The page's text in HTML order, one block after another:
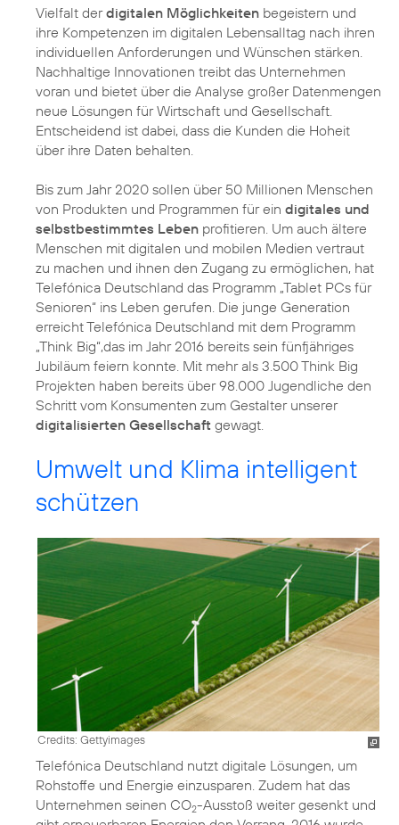
Vielfalt derdigitalen Möglichkeiten begeistern und
ihre Kompetenzen im digitalen Lebensalltag nach ihren
individuellen Anforderungen und Wünschen stärken.
Nachhaltige Innovationen treibt das Unternehmen
voran und bietet über die Analyse großer Datenmengen
neue Lösungen für Wirtschaft und Gesellschaft.
Entscheidend ist dabei, dass die Kunden die Hoheit
über ihre Daten behalten.
Bis zum Jahr 2020 sollen über 50 Millionen Menschen
von Produkten und Programmen für ein digitales und
selbstbestimmtes Leben profitieren. Um auch ältere
Menschen mit digitalen und mobilen Medien vertraut
zu machen und ihnen den Zugang zu ermöglichen, hat
Telefónica Deutschland das Programm „Tablet PCs für
Senioren“ ins Leben gerufen. Die junge Generation
erreicht Telefónica Deutschland mit dem Programm
„Think Big“,das im Jahr 2016 bereits sein fünfjähriges
Jubiläum feiern konnte. Mit mehr als 3.500 Think Big
Projekten haben bereits über 98.000 Jugendliche den
Schritt vom Konsumenten zum Gestalter unserer
digitalisierten Gesellschaft gewagt.
Umwelt und Klima intelligent
schützen
Credits: Gettyimages
Telefónica Deutschland nutzt digitale Lösungen, um
Rohstoffe und Energie einzusparen. Zudem hat das
Unternehmen seinen CO2-Ausstoß weiter gesenkt und